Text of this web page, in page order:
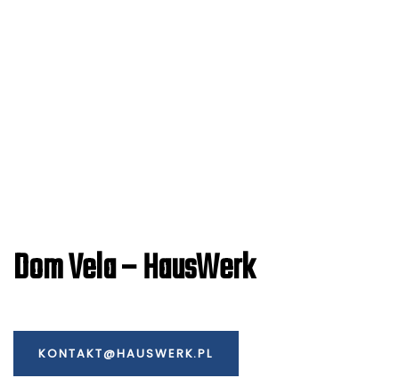
Dom Vela – HausWerk
KONTAKT@HAUSWERK.PL